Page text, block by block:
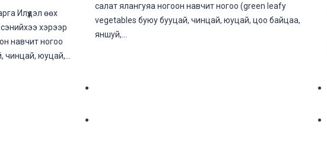
Илүүдэл өөх
хэрээр
навчит ногоо
чинцай, юуцай,…
салат ялангуяа ногоон навчит ногоо (green leafy
vegetables буюу бууцай, чинцай, юуцай, цоо байцаа,
яншуй,…